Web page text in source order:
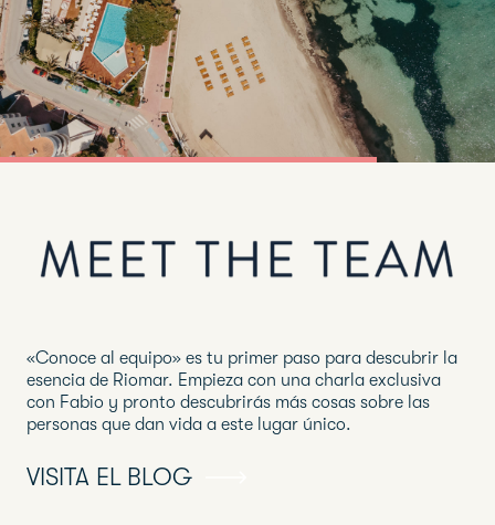
«Conoce al equipo» es tu primer paso para descubrir la
esencia de Riomar. Empieza con una charla exclusiva
con Fabio y pronto descubrirás más cosas sobre las
personas que dan vida a este lugar único.
VISITA EL BLOG